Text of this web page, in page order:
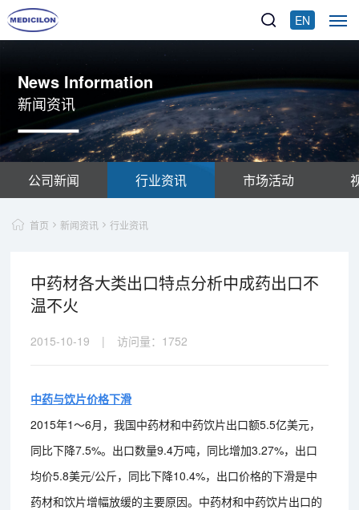
EN
News Information
新闻资讯
公司新闻 行业资讯 市场活动
首页 新闻资讯 行业资讯
中药材各大类出口特点分析中成药出口不
温不火
2015-10-19 | 访问量： 1752
中药与饮片价格下滑
2015年1～6月，我国中药材和中药饮片出口额5.5亿美元，
同比下降7.5%。出口数量9.4万吨，同比增加3.27%，出口
均价5.8美元/公斤，同比下降10.4%，出口价格的下滑是中
药材和饮片增幅放缓的主要原因。中药材和中药饮片出口的